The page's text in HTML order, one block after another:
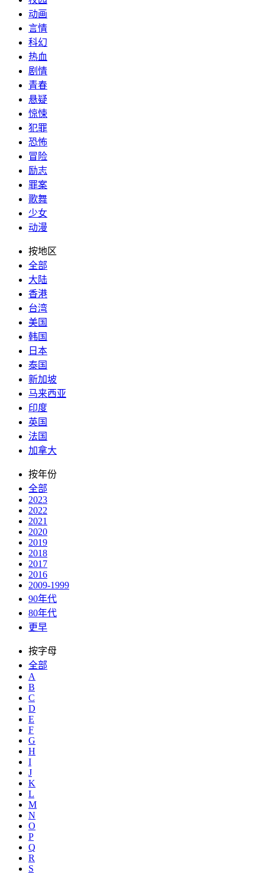
动画
言情
科幻
热血
剧情
青春
悬疑
惊悚
犯罪
恐怖
冒险
励志
罪案
歌舞
少女
动漫
按地区
全部
大陆
香港
台湾
美国
韩国
日本
泰国
新加坡
马来西亚
印度
英国
法国
加拿大
按年份
全部
2023
2022
2021
2020
2019
2018
2017
2016
2009-1999
90年代
80年代
更早
按字母
全部
A
B
C
D
E
F
G
H
I
J
K
L
M
N
O
P
Q
R
S